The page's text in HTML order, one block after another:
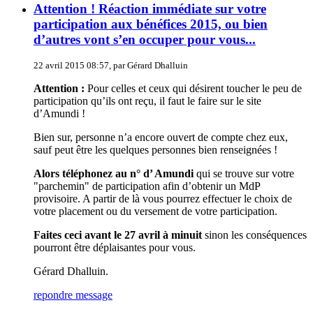
Attention ! Réaction immédiate sur votre
participation aux bénéfices 2015, ou bien
d’autres vont s’en occuper pour vous...
22 avril 2015 08:57, parGérard Dhalluin
Attention : Pour celles et ceux qui désirent toucher le peu de
participation qu’ils ont reçu, il faut le faire sur le site
d’Amundi !
Bien sur, personne n’a encore ouvert de compte chez eux,
sauf peut être les quelques personnes bien renseignées !
Alors téléphonez au n° d’ Amundi qui se trouve sur votre
"parchemin" de participation afin d’obtenir un MdP
provisoire. A partir de là vous pourrez effectuer le choix de
votre placement ou du versement de votre participation.
Faites ceci avant le 27 avril à minuit sinon les conséquences
pourront être déplaisantes pour vous.
Gérard Dhalluin.
repondre message